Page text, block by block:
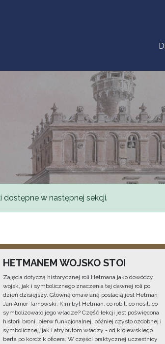
w następnej sekcji.
HETMANEM WOJSKO STOI
Zajęcia dotyczą historycznej roli Hetmana jako dowódcy
wojsk, jak i symbolicznego znaczenia tej dawnej roli po
dzień dzisiejszy. Główną omawianą postacią jest Hetman
Jan Amor Tarnowski. Kim był Hetman, co robił, co nosił, co
symbolizowało jego władze? Część lekcji jest poświęcona
historii broni, pierw funkcjonalnej, później czysto ozdobnej i
symbolicznej, jak i atrybutom władzy - od królewskiego
berła po kordzik oficera. W części praktycznej uczestnicy